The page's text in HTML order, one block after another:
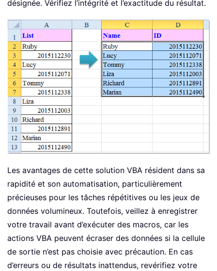
désignée. Vérifiez l’intégrité et l’exactitude du résultat.
Les avantages de cette solution VBA résident dans sa
rapidité et son automatisation, particulièrement
précieuses pour les tâches répétitives ou les jeux de
données volumineux. Toutefois, veillez à enregistrer
votre travail avant d’exécuter des macros, car les
actions VBA peuvent écraser des données si la cellule
de sortie n’est pas choisie avec précaution. En cas
d’erreurs ou de résultats inattendus, revérifiez votre